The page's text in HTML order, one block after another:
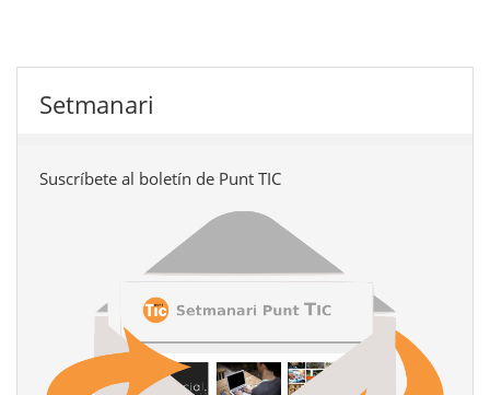
Setmanari
Suscríbete al boletín de Punt TIC